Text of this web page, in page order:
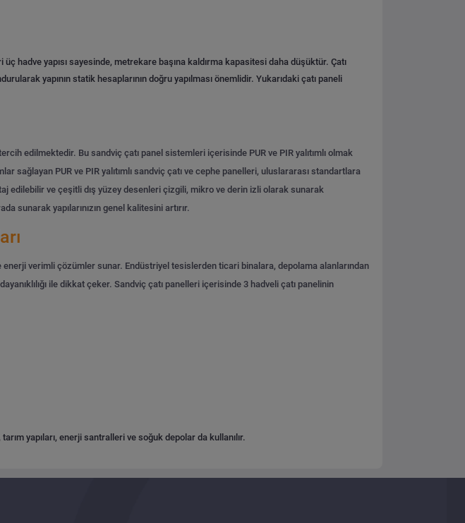
üç hadve yapısı sayesinde, metrekare başına kaldırma kapasitesi daha düşüktür. Çatı
yapının statik hesaplarının doğru yapılması önemlidir. Yukarıdaki çatı paneli
edilmektedir. Bu sandviç çatı panel sistemleri içerisinde PUR ve PIR yalıtımlı olmak
sağlayan PUR ve PIR yalıtımlı sandviç çatı ve cephe panelleri, uluslararası standartlara
edilebilir ve çeşitli dış yüzey desenleri çizgili, mikro ve derin izli olarak sunarak
sunarak yapılarınızın genel kalitesini artırır.
enerji verimli çözümler sunar. Endüstriyel tesislerden ticari binalara, depolama alanlarından
ile dikkat çeker. Sandviç çatı panelleri içerisinde 3 hadveli çatı panelinin
yapıları, enerji santralleri ve soğuk depolar da kullanılır.